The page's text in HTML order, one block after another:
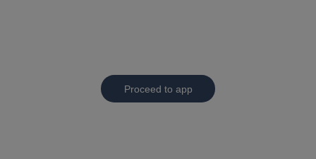
Proceed to app